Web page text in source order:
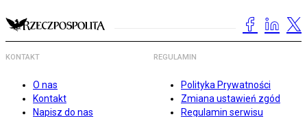
KONTAKT
O nas
Kontakt
Napisz do nas
REGULAMIN
Polityka Prywatności
Zmiana ustawień zgód
Regulamin serwisu